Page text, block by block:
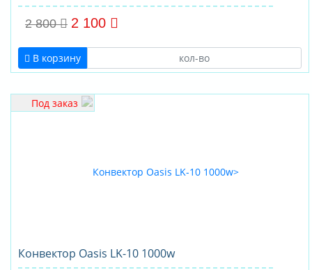
2 800 2 100
В корзину
Под заказ
Конвектор Oasis LK-10 1000w